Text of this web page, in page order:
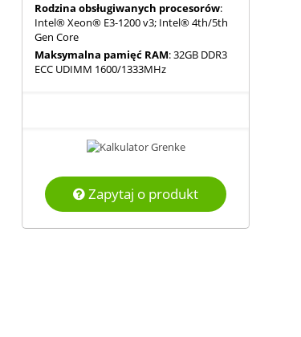
Rodzina obsługiwanych procesorów:
Intel® Xeon® E3-1200 v3; Intel® 4th/5th
Gen Core
Maksymalna pamięć RAM: 32GB DDR3
ECC UDIMM 1600/1333MHz
Zapytaj o produkt